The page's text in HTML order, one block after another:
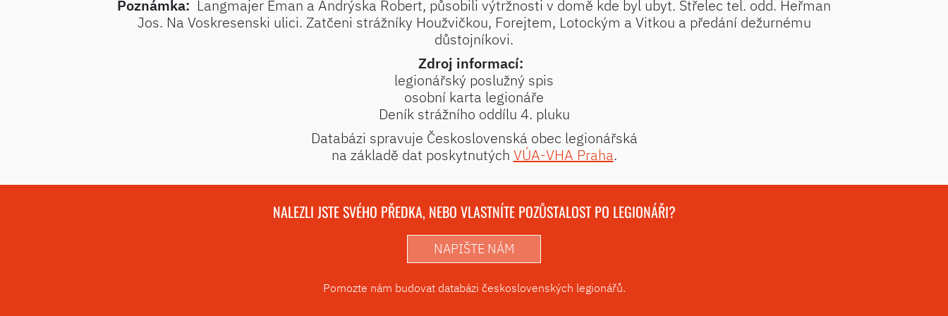
Poznámka: Langmajer Eman a Andrýska Robert, působili výtržnosti v domě kde byl ubyt. Střelec tel. odd. Heřman
Jos. Na Voskresenski ulici. Zatčeni strážníky Houžvičkou, Forejtem, Lotockým a Vitkou a předání dežurnému
důstojníkovi.
Zdroj informací:
legionářský poslužný spis
osobní karta legionáře
Deník strážního oddílu 4. pluku
Databázi spravuje Československá obec legionářská
na základě dat poskytnutých VÚA-VHA Praha.
NALEZLI JSTE SVÉHO PŘEDKA, NEBO VLASTNÍTE POZŮSTALOST PO LEGIONÁŘI?
NAPIŠTE NÁM
Pomozte nám budovat databázi československých legionářů.